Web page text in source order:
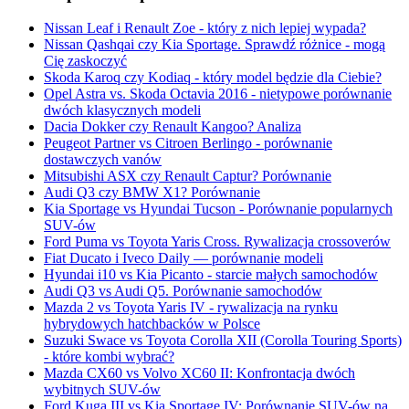
Nissan Leaf i Renault Zoe - który z nich lepiej wypada?
Nissan Qashqai czy Kia Sportage. Sprawdź różnice - mogą
Cię zaskoczyć
Skoda Karoq czy Kodiaq - który model będzie dla Ciebie?
Opel Astra vs. Skoda Octavia 2016 - nietypowe porównanie
dwóch klasycznych modeli
Dacia Dokker czy Renault Kangoo? Analiza
Peugeot Partner vs Citroen Berlingo - porównanie
dostawczych vanów
Mitsubishi ASX czy Renault Captur? Porównanie
Audi Q3 czy BMW X1? Porównanie
Kia Sportage vs Hyundai Tucson - Porównanie popularnych
SUV-ów
Ford Puma vs Toyota Yaris Cross. Rywalizacja crossoverów
Fiat Ducato i Iveco Daily — porównanie modeli
Hyundai i10 vs Kia Picanto - starcie małych samochodów
Audi Q3 vs Audi Q5. Porównanie samochodów
Mazda 2 vs Toyota Yaris IV - rywalizacja na rynku
hybrydowych hatchbacków w Polsce
Suzuki Swace vs Toyota Corolla XII (Corolla Touring Sports)
- które kombi wybrać?
Mazda CX60 vs Volvo XC60 II: Konfrontacja dwóch
wybitnych SUV-ów